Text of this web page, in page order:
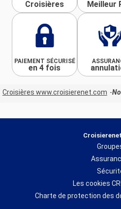
Croisières Meilleur
PAIEMENT SÉCURISÉ
en 4 fois
Croisières www.croisierenet.com
Les cookies
Charte de protection des